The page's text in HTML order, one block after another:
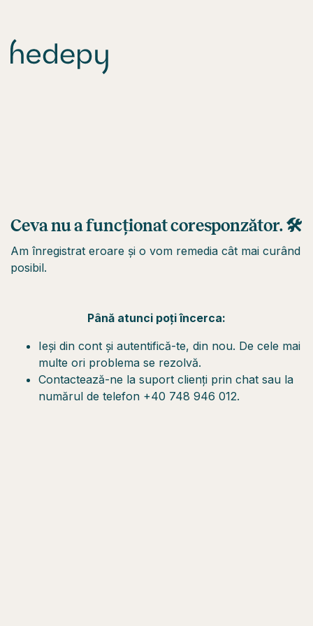
Ceva nu a funcționat coresponzător. 🛠
Am înregistrat eroare și o vom remedia cât mai curând
posibil.
Până atunci poți încerca:
Ieși din cont și autentifică-te, din nou. De cele mai
multe ori problema se rezolvă.
Contactează-ne la suport clienți prin chat sau la
numărul de telefon +40 748 946 012.